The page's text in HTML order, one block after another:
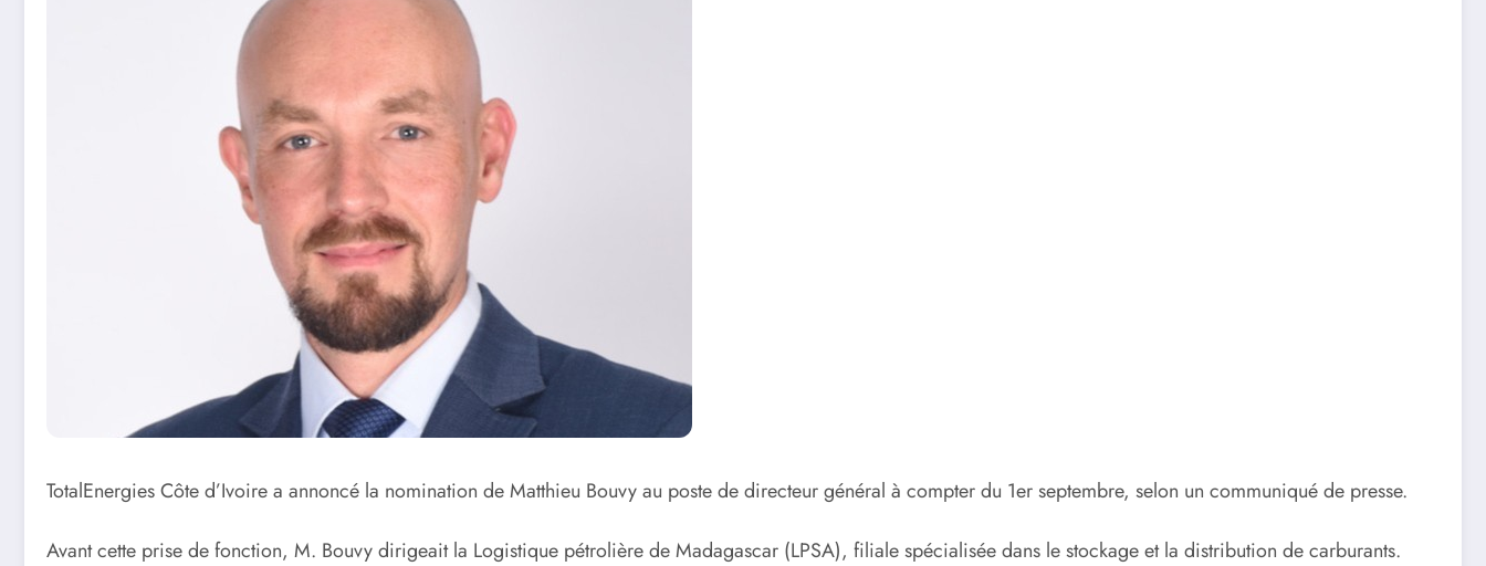
TotalEnergies Côte d’Ivoire a annoncé la nomination de Matthieu Bouvy au poste de directeur général à compter du 1er septembre, selon un communiqué de presse.
Avant cette prise de fonction, M. Bouvy dirigeait la Logistique pétrolière de Madagascar (LPSA), filiale spécialisée dans le stockage et la distribution de carburants.